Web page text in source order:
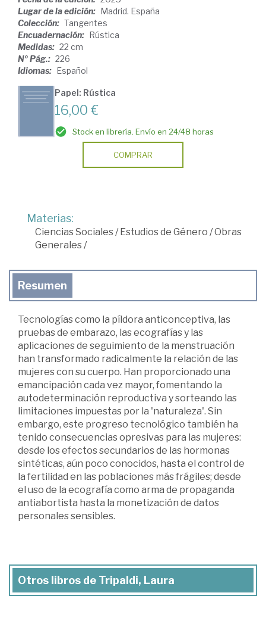
Lugar de la edición: Madrid. España
Colección: Tangentes
Encuadernación: Rústica
Medidas: 22 cm
Nº Pág.: 226
Idiomas: Español
Papel: Rústica
16,00 €
Stock en librería. Envío en 24/48 horas
COMPRAR
Materias:
Ciencias Sociales/Estudios de Género /Obras
Generales/
Resumen
Tecnologías como la píldora anticonceptiva, las
pruebas de embarazo, las ecografías y las
aplicaciones de seguimiento de la menstruación
han transformado radicalmente la rela­ción de las
mujeres con su cuerpo. Han proporcionado una
emancipación cada vez mayor, fomentando la
autodetermi­nación reproductiva y sorteando las
limitaciones impuestas por la 'naturaleza'. Sin
embargo, este progreso tecnológico también ha
tenido consecuencias opresivas para las muje­res:
desde los efectos secundarios de las hormonas
sintéti­cas, aún poco conocidos, hasta el control de
la fertilidad en las poblaciones más frágiles; desde
el uso de la ecografía como arma de propaganda
antiabortista hasta la monetiza­ción de datos
personales sensibles.
Otros libros de Tripaldi, Laura